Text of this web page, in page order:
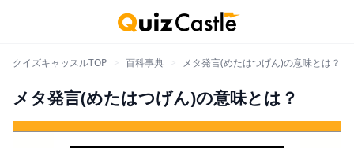
クイズキャッスルTOP 百科事典 メタ発言(めたはつげん)の意味とは？
メタ発言(めたはつげん)の意味とは？